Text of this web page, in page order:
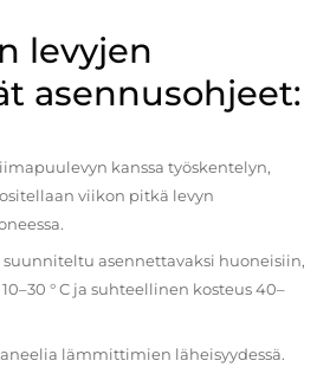
levyjen
asennusohjeet:
kanssa työskentelyn,
viikon pitkä levyn
asennettavaksi huoneisiin,
° C ja suhteellinen kosteus 40–
lämmittimien läheisyydessä.